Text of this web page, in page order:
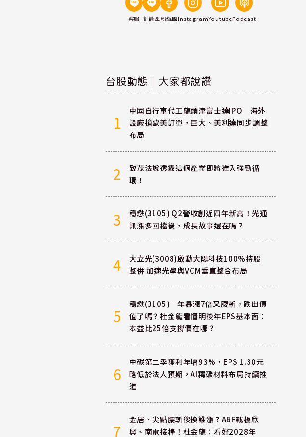
客服 討論區粉絲團InstagramYoutubePodcast
台股動態｜大家都說讚
1
中國自行車代工龍頭津富士達IPO 海外
設廠搶歐美訂單，巨大、美利達同步調整
布局
2
致茂法說透露這個產業即將進入強勁循
環！
3
穩懋(3105) Q2營收創近四年新高！光通
訊漲多回檔後，成長故事還在嗎？
4
大立光(3008)啟動大陽科技100%持股
整併 加速光學與VCM垂直整合布局
5
穩懋(3105)一年暴漲7倍又腰斬，跌出價
值了嗎？杜金龍看懂明後年EPS基本面：
本益比25倍支撐價在哪？
6
中碳第二季獲利年增93%，EPS 1.30元
略低於法人預期，AI精碳材料布局持續推
進
7
金居、尖點腰斬後換誰漲？ABF載板欣
興、南電接棒！杜金龍：看好2028年